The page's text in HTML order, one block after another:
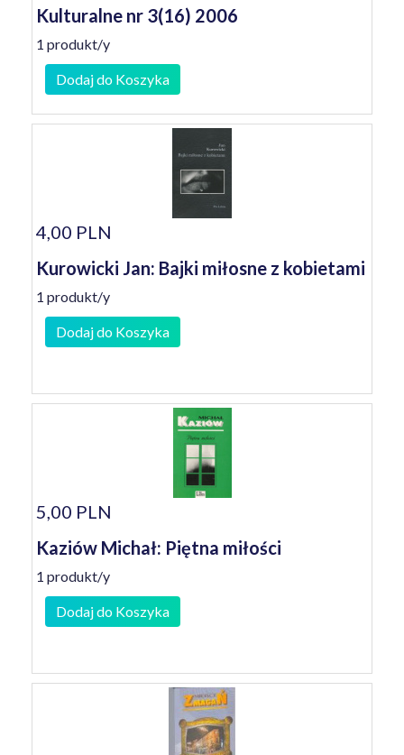
Kulturalne nr 3(16) 2006
1 produkt/y
Dodaj do Koszyka
4,00 PLN
Kurowicki Jan: Bajki miłosne z kobietami
1 produkt/y
Dodaj do Koszyka
5,00 PLN
Kaziów Michał: Piętna miłości
1 produkt/y
Dodaj do Koszyka